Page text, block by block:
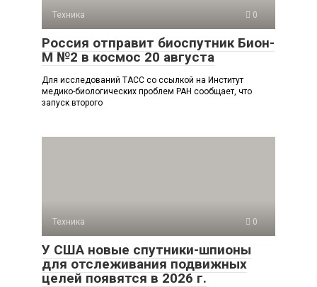
Техника 0
Россия отправит биоспутник Бион-
М №2 в космос 20 августа
Для исследований ТАСС со ссылкой на Институт
медико-биологических проблем РАН сообщает, что
запуск второго
Техника 0
У США новые спутники-шпионы
для отслеживания подвижных
целей появятся в 2026 г.